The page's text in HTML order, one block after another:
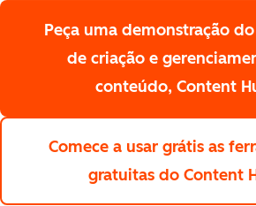
Peça uma demonstração
de criação e
conteúdo, Content
Comece a usar grátis as
gratuitas do Content